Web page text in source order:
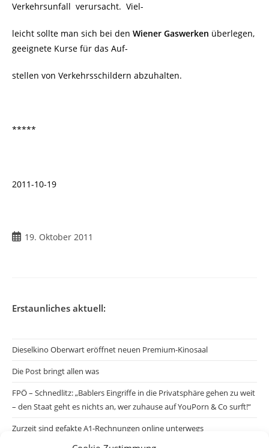
Verkehrsunfall verursacht. Viel-
leicht sollte man sich bei den Wiener Gaswerken überlegen,
geeignete Kurse für das Auf-
stellen von Verkehrsschildern abzuhalten.
*****
2011-10-19
19. Oktober 2011
Erstaunliches aktuell:
Dieselkino Oberwart eröffnet neuen Premium-Kinosaal
Die Post bringt allen was
FPÖ – Schnedlitz: „Bablers Eingriffe in die Privatsphäre gehen zu weit
– den Staat geht es nichts an, wer zuhause auf YouPorn & Co surft!“
Zurzeit sind gefakte A1-Rechnungen online unterwegs